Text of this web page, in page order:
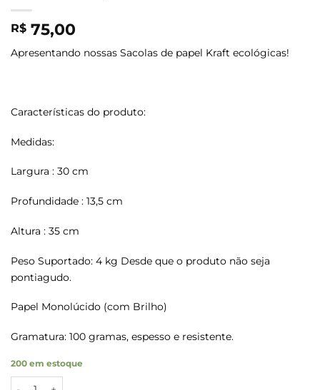
R$ 75,00
Apresentando nossas Sacolas de papel Kraft ecológicas!
Características do produto:
Medidas:
Largura : 30 cm
Profundidade : 13,5 cm
Altura : 35 cm
Peso Suportado: 4 kg Desde que o produto não seja
pontiagudo.
Papel Monolúcido (com Brilho)
Gramatura: 100 gramas, espesso e resistente.
200 em estoque
Sacolas Papel Kraft COM CARINHO P/R Tam G 30X13,5X35 50